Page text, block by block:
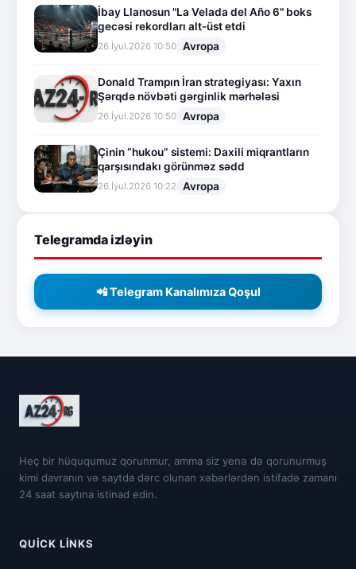
İbay Llanosun "La Velada del Año 6" boks
gecəsi rekordları alt-üst etdi
26.İyul.2026 10:50 Avropa
Donald Trampın İran strategiyası: Yaxın
Şərqdə növbəti gərginlik mərhələsi
26.İyul.2026 10:50 Avropa
Çinin “hukou” sistemi: Daxili miqrantların
qarşısındakı görünməz sədd
26.İyul.2026 10:22 Avropa
Telegramda izləyin
📲 Telegram Kanalımıza Qoşul
Heç bir hüququmuz qorunmur, amma siz yenə də qorunurmuş
kimi davranın və saytda dərc olunan xəbərlərdən istifadə zamanı
24 saat saytına istinad edin.
QUICK LINKS